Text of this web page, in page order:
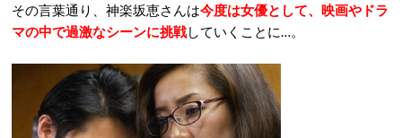
その言葉通り、神楽坂恵さんは今度は女優として、映画やドラ
マの中で過激なシーンに挑戦していくことに…。